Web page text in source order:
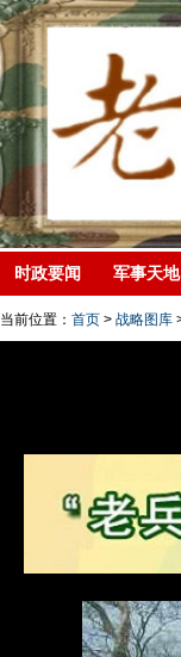
时政要闻 军事天地
当前位置： 首页 > 战略图库